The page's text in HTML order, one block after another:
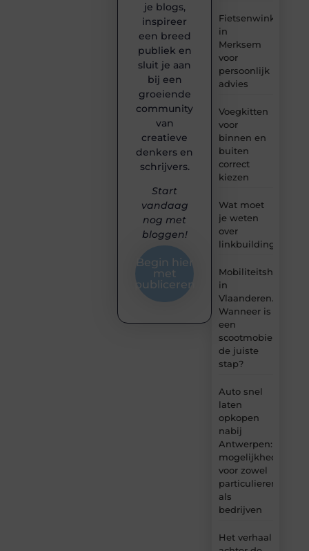
Fietsenwinkel
in
Merksem
voor
persoonlijk
advies
Voegkitten
voor
binnen en
buiten
correct
kiezen
Wat moet
je weten
over
linkbuilding?
in
Vlaanderen.
Wanneer is
een
scootmobiel
de juiste
stap?
Auto snel
laten
opkopen
nabij
Antwerpen:
mogelijkheden
voor zowel
particulieren
als
bedrijven
Het verhaal
je blogs,
inspireer
een breed
publiek en
sluit je aan
bij een
groeiende
community
van
creatieve
denkers en
schrijvers.
Start
vandaag
nog met
bloggen!
Begin hier
met
publiceren